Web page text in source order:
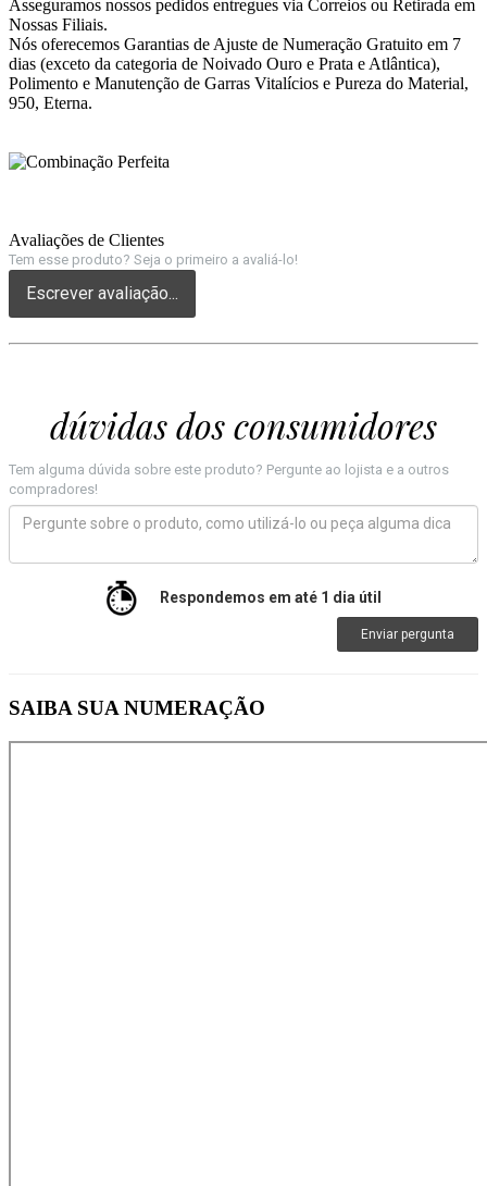
Asseguramos nossos pedidos entregues via Correios ou Retirada em
Nossas Filiais.
Nós oferecemos Garantias de Ajuste de Numeração Gratuito em 7
dias (exceto da categoria de Noivado Ouro e Prata e Atlântica),
Polimento e Manutenção de Garras Vitalícios e Pureza do Material,
950, Eterna.
Avaliações de Clientes
Tem esse produto? Seja o primeiro a avaliá-lo!
Escrever avaliação...
dúvidas dos consumidores
Tem alguma dúvida sobre este produto? Pergunte ao lojista e a outros
compradores!
Respondemos em até 1 dia útil
Enviar pergunta
SAIBA SUA NUMERAÇÃO